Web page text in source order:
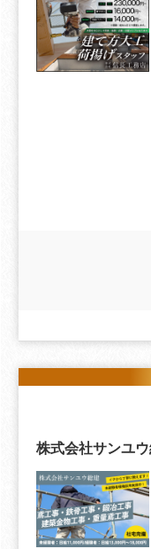
株式会社サンユ